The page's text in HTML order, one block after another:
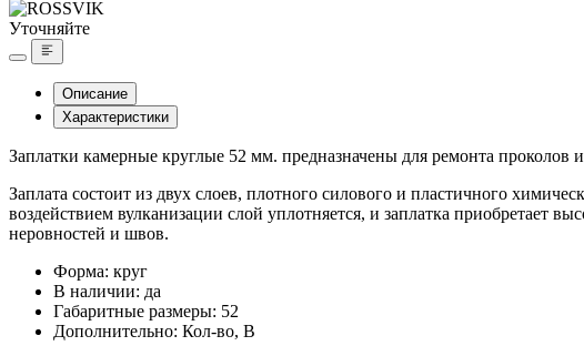
Уточняйте
Описание
Характеристики
Заплатки камерные круглые 52 мм. предназначены для ремонта
Заплата состоит из двух слоев, плотного силового и пластичного
воздействием вулканизации слой уплотняется, и заплатка приобретает
неровностей и швов.
Форма: круг
В наличии: да
Габаритные размеры: 52
Дополнительно: Кол-во, В